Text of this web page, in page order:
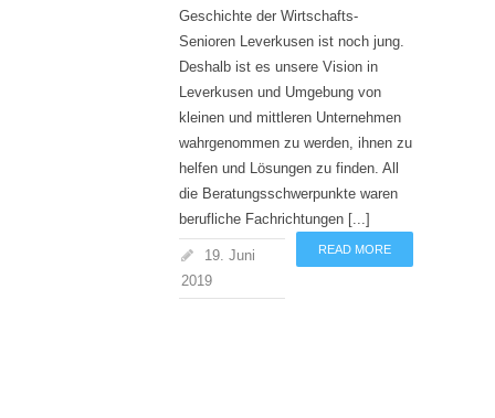
Geschichte der Wirtschafts-
Senioren Leverkusen ist noch jung.
Deshalb ist es unsere Vision in
Leverkusen und Umgebung von
kleinen und mittleren Unternehmen
wahrgenommen zu werden, ihnen zu
helfen und Lösungen zu finden. All
die Beratungsschwerpunkte waren
berufliche Fachrichtungen [...]
READ MORE
19. Juni
2019